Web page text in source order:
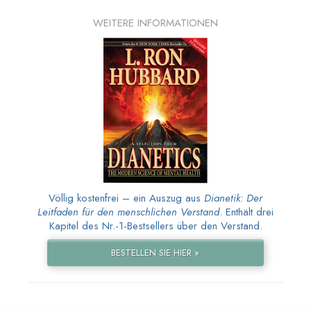
WEITERE INFORMATIONEN
Völlig kostenfrei – ein Auszug aus Dianetik: Der
Leitfaden für den menschlichen Verstand. Enthält drei
Kapitel des Nr.-1-Bestsellers über den Verstand.
BESTELLEN SIE HIER »